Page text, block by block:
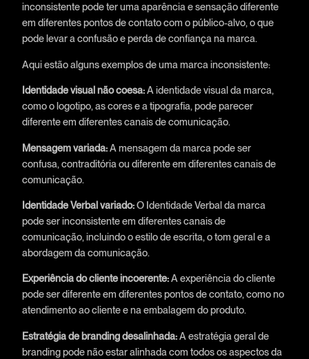
inconsistente pode ter uma aparência e sensação diferente
em diferentes pontos de contato com o público-alvo, o que
pode levar a confusão e perda de confiança na marca.
Aqui estão alguns exemplos de uma marca inconsistente:
Identidade visual não coesa:A identidade visual da marca,
como o logotipo, as cores e a tipografia, pode parecer
diferente em diferentes canais de comunicação.
Mensagem variada:A mensagem da marca pode ser
confusa, contraditória ou diferente em diferentes canais de
comunicação.
Identidade Verbal variado:O Identidade Verbal da marca
pode ser inconsistente em diferentes canais de
comunicação, incluindo o estilo de escrita, o tom geral e a
abordagem da comunicação.
Experiência do cliente incoerente:A experiência do cliente
pode ser diferente em diferentes pontos de contato, como no
atendimento ao cliente e na embalagem do produto.
Estratégia de branding desalinhada:A estratégia geral de
branding pode não estar alinhada com todos os aspectos da